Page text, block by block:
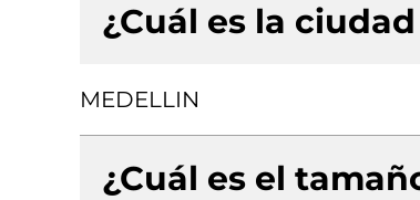
¿Cuál es la
MEDELLIN
¿Cuál es el